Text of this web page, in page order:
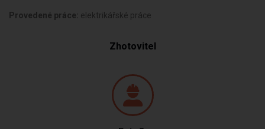
Provedené práce: elektrikářské práce
Zhotovitel